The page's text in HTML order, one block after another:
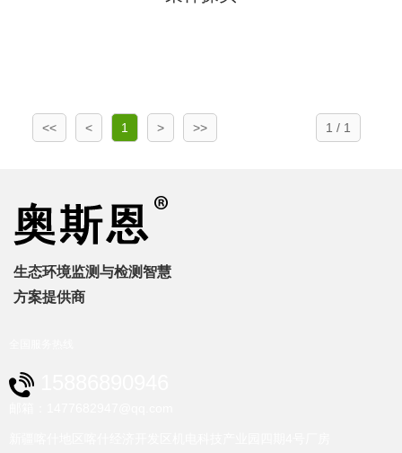
1 / 1
<< < 1 > >>
生态环境监测与检测智慧
方案提供商